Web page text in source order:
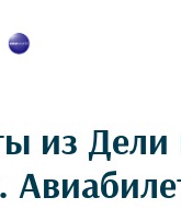
из Дели